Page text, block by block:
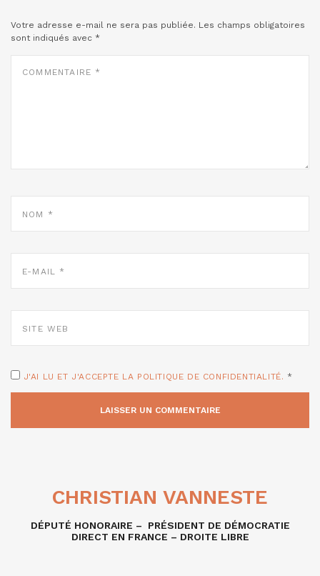
Votre adresse e-mail ne sera pas publiée. Les champs obligatoires
sont indiqués avec *
COMMENTAIRE
NOM
E-
MAIL
SITE
WEB
J'AI LU ET J'ACCEPTE LA POLITIQUE DE CONFIDENTIALITÉ. *
CHRISTIAN VANNESTE
DÉPUTÉ HONORAIRE – PRÉSIDENT DE DÉMOCRATIE
DIRECT EN FRANCE – DROITE LIBRE